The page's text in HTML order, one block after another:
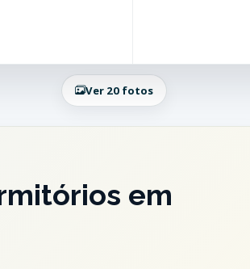
Ver 20 fotos
em